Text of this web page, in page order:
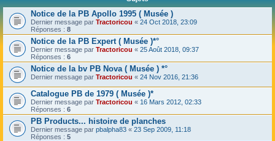
Notice de la PB Apollo 1995 ( Musée )
Dernier message par Tractoricou « 24 Oct 2018, 23:09
Réponses : 8
Notice de la PB Expert ( Musée )*°
Dernier message par Tractoricou « 25 Août 2018, 09:37
Réponses : 6
Notice de la bv PB Nova ( Musée ) *°
Dernier message par Tractoricou « 24 Nov 2016, 21:36
Catalogue PB de 1979 ( Musée )*
Dernier message par Tractoricou « 16 Mars 2012, 02:33
Réponses : 6
PB Products... histoire de planches
Dernier message par pbalpha83 « 23 Sep 2009, 11:18
Réponses : 5